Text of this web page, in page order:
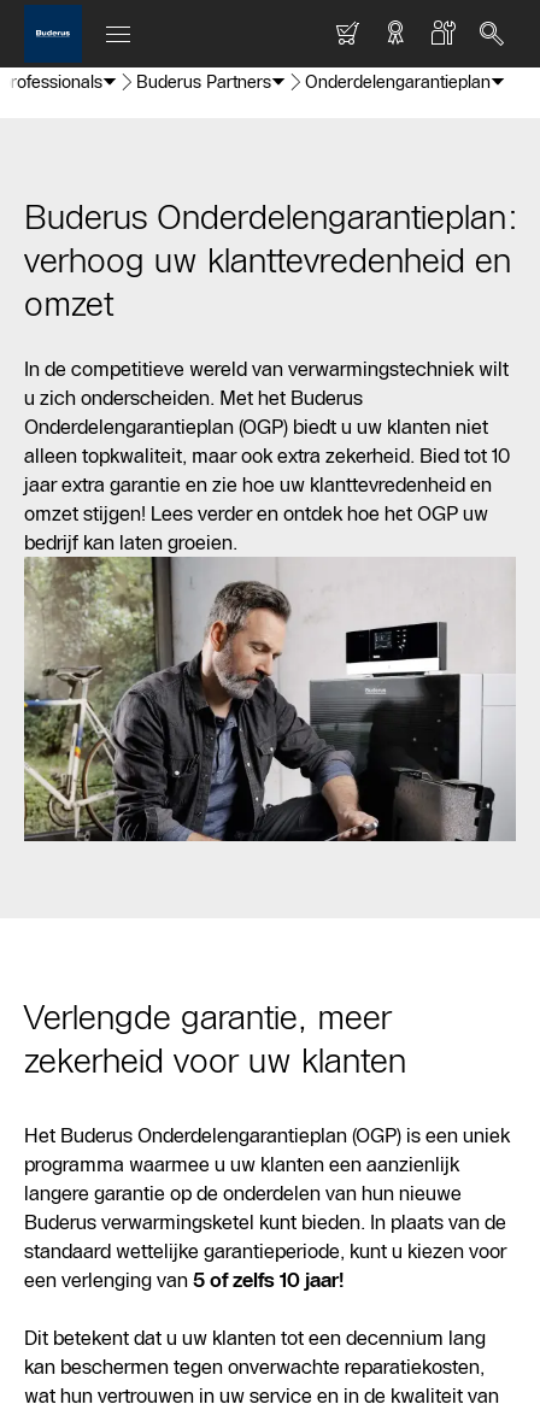
Buderus Partners Onderdelengarantieplan
Buderus Onderdelengarantieplan:
verhoog uw klanttevredenheid en
omzet
In de competitieve wereld van verwarmingstechniek wilt
u zich onderscheiden. Met het Buderus
Onderdelengarantieplan (OGP) biedt u uw klanten niet
alleen topkwaliteit, maar ook extra zekerheid. Bied tot 10
jaar extra garantie en zie hoe uw klanttevredenheid en
omzet stijgen! Lees verder en ontdek hoe het OGP uw
bedrijf kan laten groeien.
Verlengde garantie, meer
zekerheid voor uw klanten
Het Buderus Onderdelengarantieplan (OGP) is een uniek
programma waarmee u uw klanten een aanzienlijk
langere garantie op de onderdelen van hun nieuwe
Buderus verwarmingsketel kunt bieden. In plaats van de
standaard wettelijke garantieperiode, kunt u kiezen voor
een verlenging van 5 of zelfs 10 jaar!
Dit betekent dat u uw klanten tot een decennium lang
kan beschermen tegen onverwachte reparatiekosten,
wat hun vertrouwen in uw service en in de kwaliteit van